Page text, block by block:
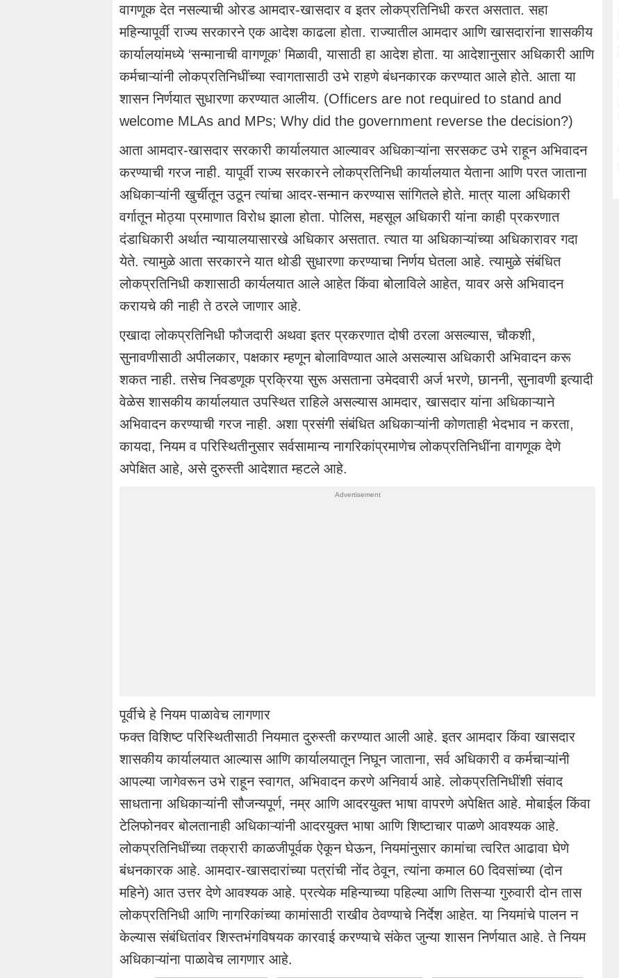
वागणूक देत नसल्याची ओरड आमदार-खासदार व इतर लोकप्रतिनिधी करत असतात. सहा
महिन्यापूर्वी राज्य सरकारने एक आदेश काढला होता. राज्यातील आमदार आणि खासदारांना शासकीय
कार्यालयांमध्ये ‘सन्मानाची वागणूक’ मिळावी, यासाठी हा आदेश होता. या आदेशानुसार अधिकारी आणि
कर्मचाऱ्यांनी लोकप्रतिनिधींच्या स्वागतासाठी उभे राहणे बंधनकारक करण्यात आले होते. आता या
शासन निर्णयात सुधारणा करण्यात आलीय. (Officers are not required to stand and
welcome MLAs and MPs; Why did the government reverse the decision?)
आता आमदार-खासदार सरकारी कार्यालयात आल्यावर अधिकाऱ्यांना सरसकट उभे राहून अभिवादन
करण्याची गरज नाही. यापूर्वी राज्य सरकारने लोकप्रतिनिधी कार्यालयात येताना आणि परत जाताना
अधिकाऱ्यांनी खुर्चीतून उठून त्यांचा आदर-सन्मान करण्यास सांगितले होते. मात्र याला अधिकारी
वर्गातून मोठ्या प्रमाणात विरोध झाला होता. पोलिस, महसूल अधिकारी यांना काही प्रकरणात
दंडाधिकारी अर्थात न्यायालयासारखे अधिकार असतात. त्यात या अधिकाऱ्यांच्या अधिकारावर गदा
येते. त्यामुळे आता सरकारने यात थोडी सुधारणा करण्याचा निर्णय घेतला आहे. त्यामुळे संबंधित
लोकप्रतिनिधी कशासाठी कार्यलयात आले आहेत किंवा बोलाविले आहेत, यावर असे अभिवादन
करायचे की नाही ते ठरले जाणार आहे.
एखादा लोकप्रतिनिधी फौजदारी अथवा इतर प्रकरणात दोषी ठरला असल्यास, चौकशी,
सुनावणीसाठी अपीलकार, पक्षकार म्हणून बोलाविण्यात आले असल्यास अधिकारी अभिवादन करू
शकत नाही. तसेच निवडणूक प्रक्रिया सुरू असताना उमेदवारी अर्ज भरणे, छाननी, सुनावणी इत्यादी
वेळेस शासकीय कार्यालयात उपस्थित राहिले असल्यास आमदार, खासदार यांना अधिकाऱ्याने
अभिवादन करण्याची गरज नाही. अशा प्रसंगी संबंधित अधिकाऱ्यांनी कोणताही भेदभाव न करता,
कायदा, नियम व परिस्थितीनुसार सर्वसामान्य नागरिकांप्रमाणेच लोकप्रतिनिधींना वागणूक देणे
अपेक्षित आहे, असे दुरुस्ती आदेशात म्हटले आहे.
पूर्वीचे हे नियम पाळावेच लागणार
फक्त विशिष्ट परिस्थितीसाठी नियमात दुरुस्ती करण्यात आली आहे. इतर आमदार किंवा खासदार
शासकीय कार्यालयात आल्यास आणि कार्यालयातून निघून जाताना, सर्व अधिकारी व कर्मचाऱ्यांनी
आपल्या जागेवरून उभे राहून स्वागत, अभिवादन करणे अनिवार्य आहे. लोकप्रतिनिधींशी संवाद
साधताना अधिकाऱ्यांनी सौजन्यपूर्ण, नम्र आणि आदरयुक्त भाषा वापरणे अपेक्षित आहे. मोबाईल किंवा
टेलिफोनवर बोलतानाही अधिकाऱ्यांनी आदरयुक्त भाषा आणि शिष्टाचार पाळणे आवश्यक आहे.
लोकप्रतिनिधींच्या तक्रारी काळजीपूर्वक ऐकून घेऊन, नियमांनुसार कामांचा त्वरित आढावा घेणे
बंधनकारक आहे. आमदार-खासदारांच्या पत्रांची नोंद ठेवून, त्यांना कमाल 60 दिवसांच्या (दोन
महिने) आत उत्तर देणे आवश्यक आहे. प्रत्येक महिन्याच्या पहिल्या आणि तिसऱ्या गुरुवारी दोन तास
लोकप्रतिनिधी आणि नागरिकांच्या कामांसाठी राखीव ठेवण्याचे निर्देश आहेत. या नियमांचे पालन न
केल्यास संबंधितांवर शिस्तभंगविषयक कारवाई करण्याचे संकेत जुन्या शासन निर्णयात आहे. ते नियम
अधिकाऱ्यांना पाळावेच लागणार आहे.